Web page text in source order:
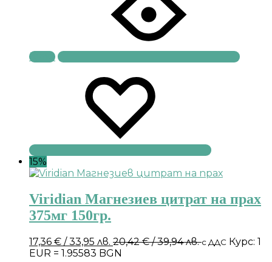
Купи
15%
Viridian Магнезиев цитрат на прах
375мг 150гр.
17,36 € / 33,95 лв. 20,42€/ 39,94 лв.с ДДС Курс: 1
EUR = 1.95583 BGN